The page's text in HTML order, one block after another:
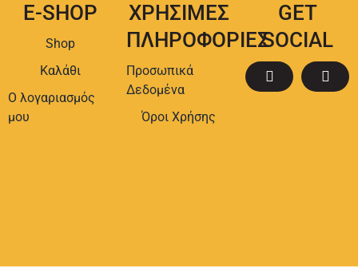
E-SHOP
Shop
Καλάθι
Ο λογαριασμός
μου
ΧΡΗΣΙΜΕΣ
ΠΛΗΡΟΦΟΡΙΕΣ
Προσωπικά
Δεδομένα
Όροι Χρήσης
GET
SOCIAL